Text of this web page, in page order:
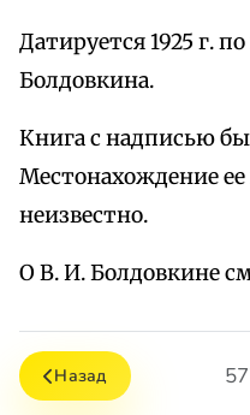
Датируется 1925 г.
Болдовкина.
Книга с надписью
Местонахождение
неизвестно.
О В. И. Болдовкине
Назад